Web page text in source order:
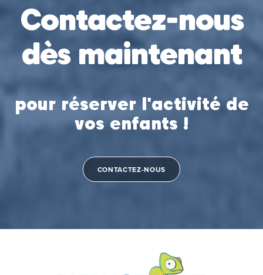
Contactez-nous
dès maintenant
pour réserver l'activité de
vos enfants !
CONTACTEZ-NOUS